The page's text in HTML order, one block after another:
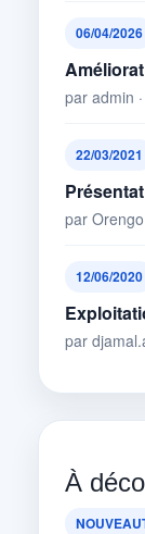
06/04/2026
par admin
22/03/2021
par
12/06/2020
par
À